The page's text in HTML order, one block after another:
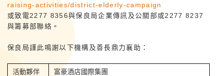
raising-activities/district-elderly-campaign
或致電2277 8356與保良局企業傳訊及公關部或2277 8237
與籌募部聯絡。
保良局謹此鳴謝以下機構及善長鼎力襄助：
活動夥伴 富豪酒店國際集團